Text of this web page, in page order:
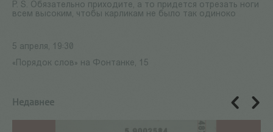
P. S. Обязательно приходите, а то придется отрезать ноги
всем высоким, чтобы карликам не было так одиноко
5 апреля, 19:30
«Порядок слов» на Фонтанке, 15
Недавнее